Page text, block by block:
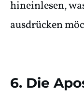
hineinlesen,
ausdrücken
6. Die